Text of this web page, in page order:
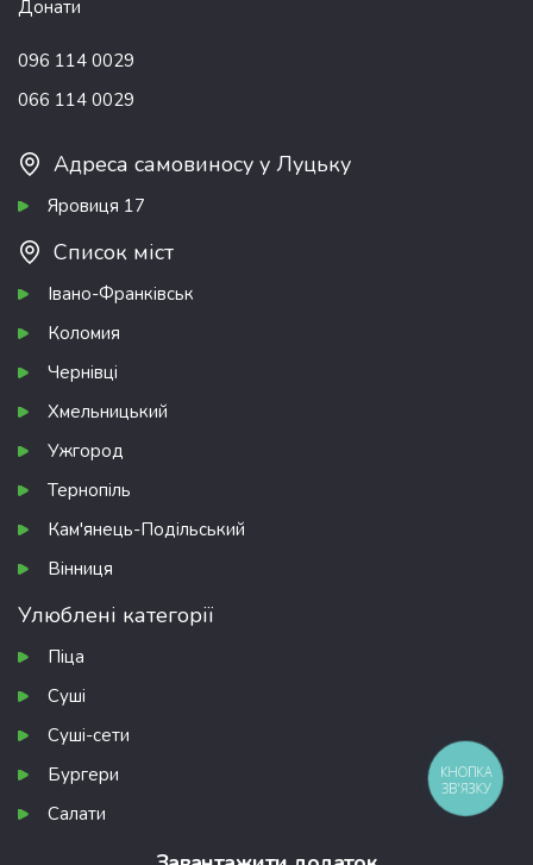
Донати
096 114 0029
066 114 0029
Адреса самовиносу у Луцьку
Яровиця 17
Список міст
Івано-Франківськ
Коломия
Чернівці
Хмельницький
Ужгород
Тернопіль
Кам'янець-Подільський
Вінниця
Улюблені категорії
Піца
Суші
Суші-сети
Бургери
Салати
КНОПКА
ЗВ'ЯЗКУ